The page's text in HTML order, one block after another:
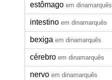
estômago em dinamarquês
intestino em dinamarquês
bexiga em dinamarquês
cérebro em dinamarquês
nervo em dinamarquês